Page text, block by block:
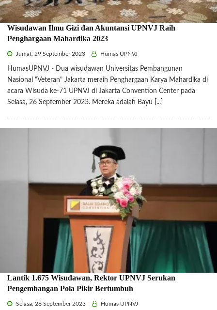
Wisudawan Ilmu Gizi dan Akuntansi UPNVJ Raih
Penghargaan Mahardika 2023
Jumat, 29 September 2023 Humas UPNVJ
HumasUPNVJ - Dua wisudawan Universitas Pembangunan
Nasional "Veteran" Jakarta meraih Penghargaan Karya Mahardika di
acara Wisuda ke-71 UPNVJ di Jakarta Convention Center pada
Selasa, 26 September 2023. Mereka adalah Bayu
[...]
Lantik 1.675 Wisudawan, Rektor UPNVJ Serukan
Pengembangan Pola Pikir Bertumbuh
Selasa, 26 September 2023 Humas UPNVJ